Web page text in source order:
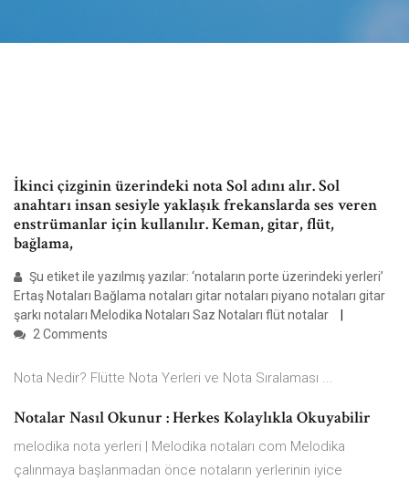
İkinci çizginin üzerindeki nota Sol adını alır. Sol
anahtarı insan sesiyle yaklaşık frekanslarda ses veren
enstrümanlar için kullanılır. Keman, gitar, flüt,
bağlama,
Şu etiket ile yazılmış yazılar: ‘notaların porte üzerindeki yerleri’
Ertaş Notaları Bağlama notaları gitar notaları piyano notaları gitar
şarkı notaları Melodika Notaları Saz Notaları flüt notalar
2 Comments
Nota Nedir? Flütte Nota Yerleri ve Nota Sıralaması ...
Notalar Nasıl Okunur : Herkes Kolaylıkla Okuyabilir
melodika nota yerleri | Melodika notaları com Melodika
çalınmaya başlanmadan önce notaların yerlerinin iyice